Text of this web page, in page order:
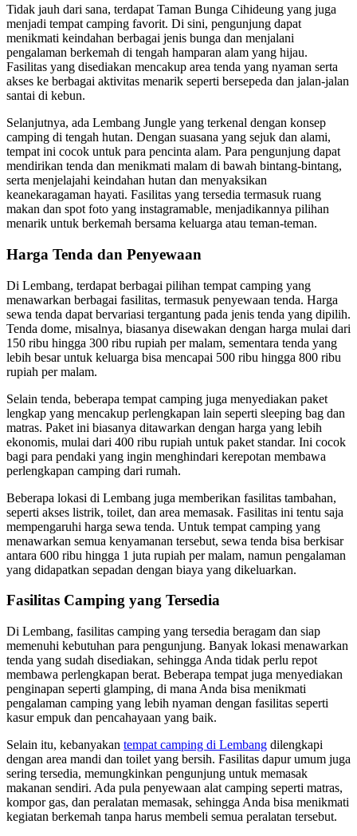
Tidak jauh dari sana, terdapat Taman Bunga Cihideung yang juga
menjadi tempat camping favorit. Di sini, pengunjung dapat
menikmati keindahan berbagai jenis bunga dan menjalani
pengalaman berkemah di tengah hamparan alam yang hijau.
Fasilitas yang disediakan mencakup area tenda yang nyaman serta
akses ke berbagai aktivitas menarik seperti bersepeda dan jalan-jalan
santai di kebun.
Selanjutnya, ada Lembang Jungle yang terkenal dengan konsep
camping di tengah hutan. Dengan suasana yang sejuk dan alami,
tempat ini cocok untuk para pencinta alam. Para pengunjung dapat
mendirikan tenda dan menikmati malam di bawah bintang-bintang,
serta menjelajahi keindahan hutan dan menyaksikan
keanekaragaman hayati. Fasilitas yang tersedia termasuk ruang
makan dan spot foto yang instagramable, menjadikannya pilihan
menarik untuk berkemah bersama keluarga atau teman-teman.
Harga Tenda dan Penyewaan
Di Lembang, terdapat berbagai pilihan tempat camping yang
menawarkan berbagai fasilitas, termasuk penyewaan tenda. Harga
sewa tenda dapat bervariasi tergantung pada jenis tenda yang dipilih.
Tenda dome, misalnya, biasanya disewakan dengan harga mulai dari
150 ribu hingga 300 ribu rupiah per malam, sementara tenda yang
lebih besar untuk keluarga bisa mencapai 500 ribu hingga 800 ribu
rupiah per malam.
Selain tenda, beberapa tempat camping juga menyediakan paket
lengkap yang mencakup perlengkapan lain seperti sleeping bag dan
matras. Paket ini biasanya ditawarkan dengan harga yang lebih
ekonomis, mulai dari 400 ribu rupiah untuk paket standar. Ini cocok
bagi para pendaki yang ingin menghindari kerepotan membawa
perlengkapan camping dari rumah.
Beberapa lokasi di Lembang juga memberikan fasilitas tambahan,
seperti akses listrik, toilet, dan area memasak. Fasilitas ini tentu saja
mempengaruhi harga sewa tenda. Untuk tempat camping yang
menawarkan semua kenyamanan tersebut, sewa tenda bisa berkisar
antara 600 ribu hingga 1 juta rupiah per malam, namun pengalaman
yang didapatkan sepadan dengan biaya yang dikeluarkan.
Fasilitas Camping yang Tersedia
Di Lembang, fasilitas camping yang tersedia beragam dan siap
memenuhi kebutuhan para pengunjung. Banyak lokasi menawarkan
tenda yang sudah disediakan, sehingga Anda tidak perlu repot
membawa perlengkapan berat. Beberapa tempat juga menyediakan
penginapan seperti glamping, di mana Anda bisa menikmati
pengalaman camping yang lebih nyaman dengan fasilitas seperti
kasur empuk dan pencahayaan yang baik.
Selain itu, kebanyakan tempat camping di Lembang dilengkapi
dengan area mandi dan toilet yang bersih. Fasilitas dapur umum juga
sering tersedia, memungkinkan pengunjung untuk memasak
makanan sendiri. Ada pula penyewaan alat camping seperti matras,
kompor gas, dan peralatan memasak, sehingga Anda bisa menikmati
kegiatan berkemah tanpa harus membeli semua peralatan tersebut.